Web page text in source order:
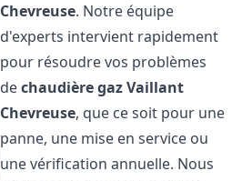
Chevreuse. Notre équipe
d'experts intervient rapidement
pour résoudre vos problèmes
dechaudière gaz Vaillant
Chevreuse, que ce soit pour une
panne, une mise en service ou
une vérification annuelle. Nous